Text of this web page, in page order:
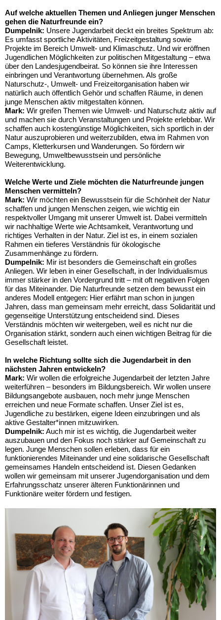
Auf welche aktuellen Themen und Anliegen junger Menschen
gehen die Naturfreunde ein?
Dumpelnik: Unsere Jugendarbeit deckt ein breites Spektrum ab:
Es umfasst sportliche Aktivitäten, Freizeitgestaltung sowie
Projekte im Bereich Umwelt- und Klimaschutz. Und wir eröffnen
Jugendlichen Möglichkeiten zur politischen Mitgestaltung – etwa
über den Landesjugendbeirat. So können sie ihre Interessen
einbringen und Verantwortung übernehmen. Als große
Naturschutz-, Umwelt- und Freizeitorganisation haben wir
natürlich auch öffentlich Gehör und schaffen Räume, in denen
junge Menschen aktiv mitgestalten können.
Mark: Wir greifen Themen wie Umwelt- und Naturschutz aktiv auf
und machen sie durch Veranstaltungen und Projekte erlebbar. Wir
schaffen auch kostengünstige Möglichkeiten, sich sportlich in der
Natur auszuprobieren und weiterzubilden, etwa im Rahmen von
Camps, Kletterkursen und Wanderungen. So fördern wir
Bewegung, Umweltbewusstsein und persönliche
Weiterentwicklung.
Welche Werte und Ziele möchten die Naturfreunde jungen
Menschen vermitteln?
Mark: Wir möchten ein Bewusstsein für die Schönheit der Natur
schaffen und jungen Menschen zeigen, wie wichtig ein
respektvoller Umgang mit unserer Umwelt ist. Dabei vermitteln
wir nachhaltige Werte wie Achtsamkeit, Verantwortung und
richtiges Verhalten in der Natur. Ziel ist es, in einem sozialen
Rahmen ein tieferes Verständnis für ökologische
Zusammenhänge zu fördern.
Dumpelnik: Mir ist besonders die Gemeinschaft ein großes
Anliegen. Wir leben in einer Gesellschaft, in der Individualismus
immer stärker in den Vordergrund tritt – mit oft negativen Folgen
für das Miteinander. Die Naturfreunde setzen dem bewusst ein
anderes Modell entgegen: Hier erfährt man schon in jungen
Jahren, dass man gemeinsam mehr erreicht, dass Solidarität und
gegenseitige Unterstützung entscheidend sind. Dieses
Verständnis möchten wir weitergeben, weil es nicht nur die
Organisation stärkt, sondern auch einen wichtigen Beitrag für die
Gesellschaft leistet.
In welche Richtung sollte sich die Jugendarbeit in den
nächsten Jahren entwickeln?
Mark: Wir wollen die erfolgreiche Jugendarbeit der letzten Jahre
weiterführen – besonders im Bildungsbereich. Wir wollen unsere
Bildungsangebote ausbauen, noch mehr junge Menschen
erreichen und neue Formate schaffen. Unser Ziel ist es,
Jugendliche zu bestärken, eigene Ideen einzubringen und als
aktive Gestalter*innen mitzuwirken.
Dumpelnik: Auch mir ist es wichtig, die Jugendarbeit weiter
auszubauen und den Fokus noch stärker auf Gemeinschaft zu
legen. Junge Menschen sollen erleben, dass für ein
funktionierendes Miteinander und eine solidarische Gesellschaft
gemeinsames Handeln entscheidend ist. Diesen Gedanken
wollen wir gemeinsam mit unserer Jugendorganisation und dem
Erfahrungsschatz unserer älteren Funktionärinnen und
Funktionäre weiter fördern und festigen.